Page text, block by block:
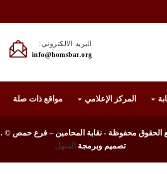
البريد الالكتروني:
info@homsbar.org
المركز الإعلامي مواقع ذات صلة
الحقوق محفوظة - نقابة المحامين – فرع حمص ©.
تصميم وبرمجة
المنهل